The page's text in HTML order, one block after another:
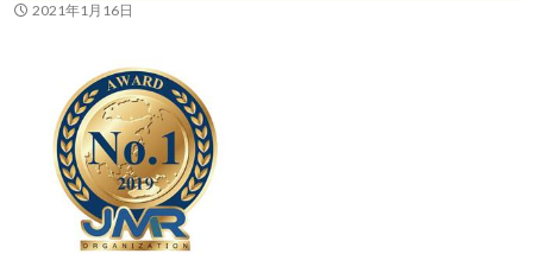
2021年1月16日